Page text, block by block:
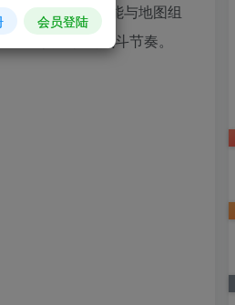
成的道具、技能与地图组
不拘一格的战斗节奏。
会员登陆